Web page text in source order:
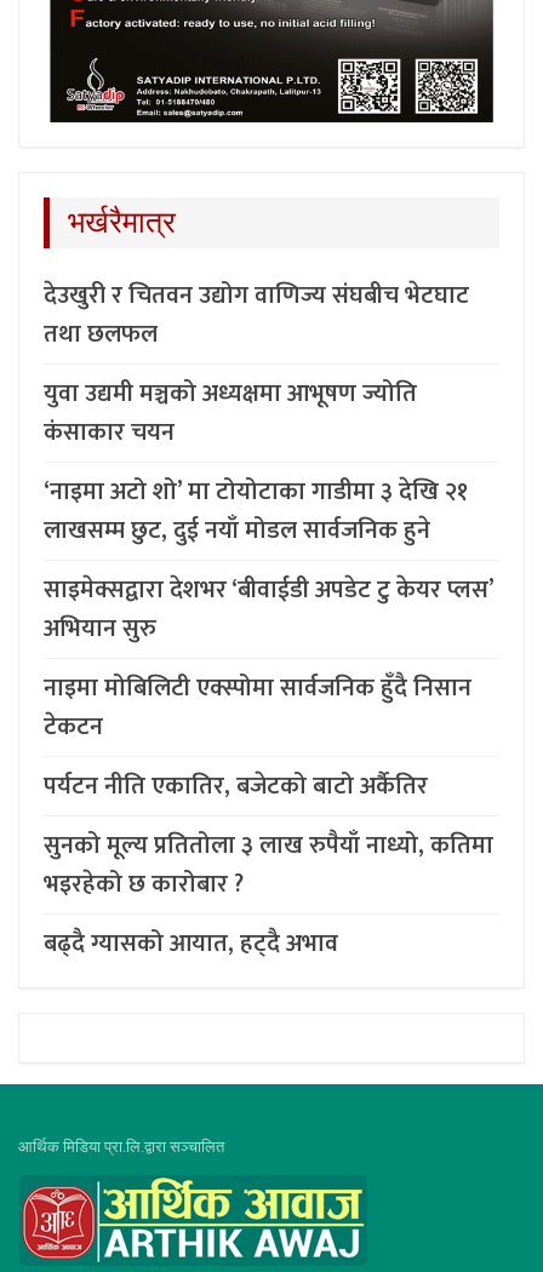
भर्खरैमात्र
देउखुरी र चितवन उद्योग वाणिज्य संघबीच भेटघाट
तथा छलफल
युवा उद्यमी मञ्चको अध्यक्षमा आभूषण ज्योति
कंसाकार चयन
‘नाइमा अटो शो’ मा टोयोटाका गाडीमा ३ देखि २१
लाखसम्म छुट, दुई नयाँ मोडल सार्वजनिक हुने
साइमेक्सद्वारा देशभर ‘बीवाईडी अपडेट टु केयर प्लस’
अभियान सुरु
नाइमा मोबिलिटी एक्स्पोमा सार्वजनिक हुँदै निसान
टेकटन
पर्यटन नीति एकातिर, बजेटको बाटो अर्कैतिर
सुनको मूल्य प्रतितोला ३ लाख रुपैयाँ नाध्यो, कतिमा
भइरहेको छ कारोबार ?
बढ्दै ग्यासको आयात, हट्दै अभाव
आर्थिक मिडिया प्रा.लि.द्वारा सञ्चालित